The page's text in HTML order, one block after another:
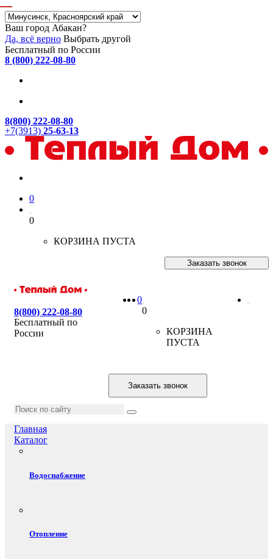
Ваш город Абакан?
Да, всё верно Выбрать другой
Бесплатный по России
8 (800) 222-08-80
8(800) 222-08-80
+7(3913) 25-63-13
0
0
КОРЗИНА ПУСТА
Заказать звонок
8(800) 222-08-80
Бесплатный по
России
0
0
КОРЗИНА
ПУСТА
Заказать звонок
Главная
Каталог
Водоснабжение
Отопление